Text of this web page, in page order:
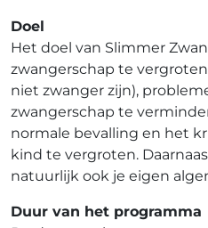
Doel
Het doel van Slimmer
zwangerschap te
niet zwanger zijn),
zwangerschap te
normale bevalling en het
kind te vergroten.
natuurlijk ook je eigen
Duur van het programma